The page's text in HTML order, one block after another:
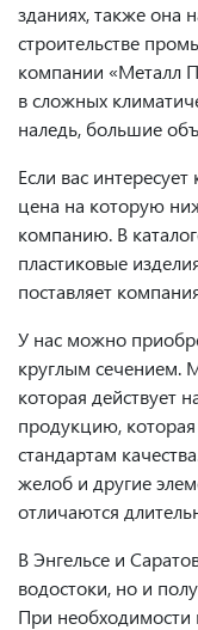
зданиях, также она
строительстве
компании «Металл
в сложных
наледь, большие
Если вас
цена на которую
компанию. В
пластиковые
поставляет
У нас можно
круглым сечением.
которая действует
продукцию, которая
стандартам
желоб и другие
отличаются
В Энгельсе и
водостоки, но и
При